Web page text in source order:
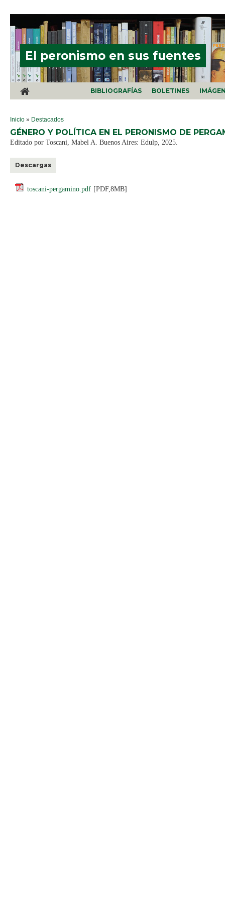
El peronismo en sus fuentes
BIBLIOGRAFÍAS BOLETINES
SE ENCUENTRA USTED AQUÍ
Inicio » Destacados
GÉNERO Y POLÍTICA EN EL PERONISMO DE
Editado por Toscani, Mabel A. Buenos Aires: Edulp, 2025.
Descargas
toscani-pergamino.pdf [PDF,8MB]